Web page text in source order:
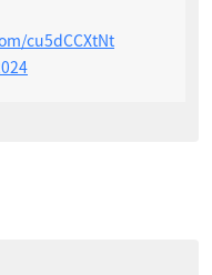
cu5dCCXtNt